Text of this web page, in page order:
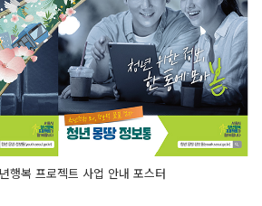
행복 프로젝트 사업 안내 포스터